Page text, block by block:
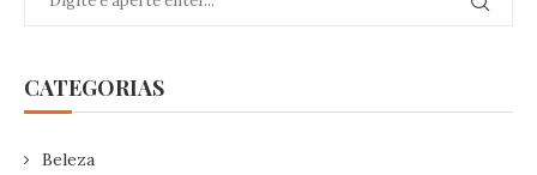
CATEGORIAS
Beleza